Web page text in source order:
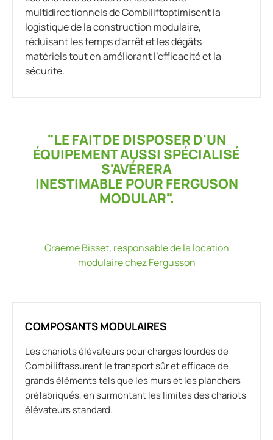
multidirectionnels de Combiliftoptimisent la
logistique de la construction modulaire,
réduisant les temps d'arrêt et les dégâts
matériels tout en améliorant l'efficacité et la
sécurité.
"LE FAIT DE DISPOSER D'UN
ÉQUIPEMENT AUSSI SPÉCIALISÉ
S'AVÉRERA
INESTIMABLE POUR FERGUSON
MODULAR".
Graeme Bisset, responsable de la location
modulaire chez Fergusson
COMPOSANTS MODULAIRES
Les chariots élévateurs pour charges lourdes de
Combiliftassurent le transport sûr et efficace de
grands éléments tels que les murs et les planchers
préfabriqués, en surmontant les limites des chariots
élévateurs standard.